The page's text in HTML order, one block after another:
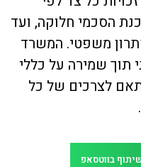
הסכמי חלוקה, ועד
משפטי. המשרד
תוך שמירה על כללי
לצרכים של כל
בווטסאפ